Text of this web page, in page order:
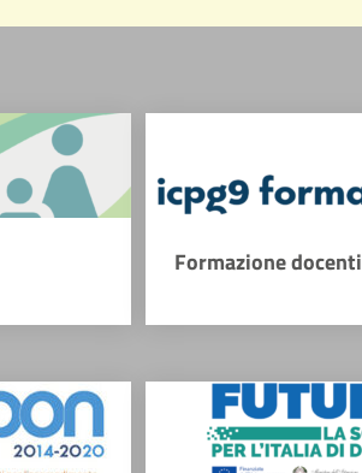
Formazione docenti